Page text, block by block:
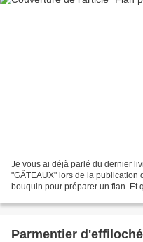
Je vous ai déjà parlé du dernier
"GÂTEAUX" lors de la publication
bouquin pour préparer un flan. Et
Parmentier